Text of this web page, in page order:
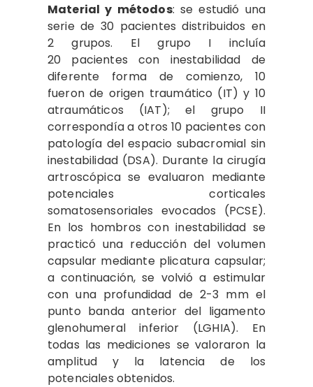
Material y métodos: se estudió una
serie de 30 pacientes distribuidos en
2 grupos. El grupo I incluía
20 pacientes con inestabilidad de
diferente forma de comienzo, 10
fueron de origen traumático (IT) y 10
atraumáticos (IAT); el grupo II
correspondía a otros 10 pacientes con
patología del espacio subacromial sin
inestabilidad (DSA). Durante la cirugía
artroscópica se evaluaron mediante
potenciales corticales
somatosensoriales evocados (PCSE).
En los hombros con inestabilidad se
practicó una reducción del volumen
capsular mediante plicatura capsular;
a continuación, se volvió a estimular
con una profundidad de 2-3 mm el
punto banda anterior del ligamento
glenohumeral inferior (LGHIA). En
todas las mediciones se valoraron la
amplitud y la latencia de los
potenciales obtenidos.